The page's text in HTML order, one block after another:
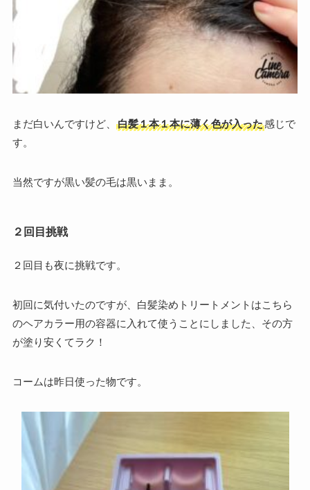
まだ白いんですけど、 白髪１本１本に薄く色が入った感じで
す。
当然ですが黒い髪の毛は黒いまま。
２回目挑戦
２回目も夜に挑戦です。
初回に気付いたのですが、白髪染めトリートメントはこちら
のヘアカラー用の容器に入れて使うことにしました、その方
が塗り安くてラク！
コームは昨日使った物です。